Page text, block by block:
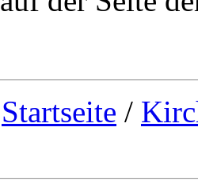
Startseite /